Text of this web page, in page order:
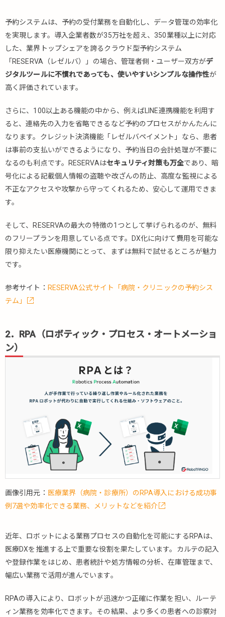
予約システムは、予約の受付業務を自動化し、データ管理の効率化
を実現します。導入企業者数が35万社を超え、350業種以上に対応
した、業界トップシェアを誇るクラウド型予約システム
「RESERVA（レゼルバ）」の場合、管理者側・ユーザー双方がデ
ジタルツールに不慣れであっても、使いやすいシンプルな操作性が
高く評価されています。
さらに、100以上ある機能の中から、例えばLINE連携機能を利用す
ると、連絡先の入力を省略できるなど予約のプロセスがかんたんに
なります。クレジット決済機能「レゼルバペイメント」なら、患者
は事前の支払いができるようになり、予約当日の会計処理が不要に
なるのも利点です。RESERVAはセキュリティ対策も万全であり、暗
号化による記載個人情報の盗聴や改ざんの防止、高度な監視による
不正なアクセスや攻撃から守ってくれるため、安心して運用できま
す。
そして、RESERVAの最大の特徴の1つとして挙げられるのが、無料
のフリープランを用意している点です。DX化に向けて費用を可能な
限り抑えたい医療機関にとって、まずは無料で試せるところが魅力
です。
参考サイト： RESERVA公式サイト「病院・クリニックの予約シス
テム」
2．RPA（ロボティック・プロセス・オートメーショ
ン）
画像引用元： 医療業界（病院・診療所）のRPA導入における成功事
例7選や効率化できる業務、メリットなどを紹介
近年、ロボットによる業務プロセスの自動化を可能にするRPAは、
医療DXを推進する上で重要な役割を果たしています。カルテの記入
や登録作業をはじめ、患者統計や処方情報の分析、在庫管理まで、
幅広い業務で活用が進んでいます。
RPAの導入により、ロボットが迅速かつ正確に作業を担い、ルーテ
ィン業務を効率化できます。その結果、より多くの患者への診察対